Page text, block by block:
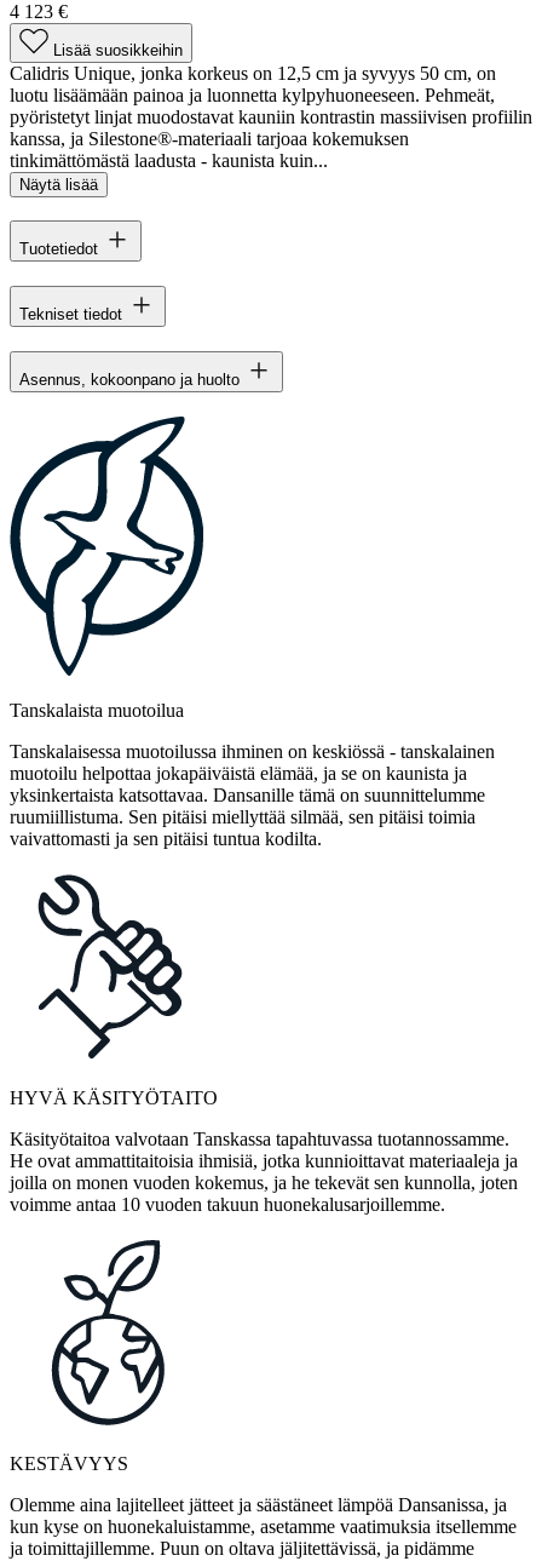
4 123 €
Lisää suosikkeihin
Calidris Unique, jonka korkeus on 12,5 cm ja syvyys 50 cm, on
luotu lisäämään painoa ja luonnetta kylpyhuoneeseen. Pehmeät,
pyöristetyt linjat muodostavat kauniin kontrastin massiivisen profiilin
kanssa, ja Silestone®-materiaali tarjoaa kokemuksen
tinkimättömästä laadusta - kaunista kuin...
Näytä lisää
Tuotetiedot
Tekniset tiedot
Asennus, kokoonpano ja huolto
Tanskalaista muotoilua
Tanskalaisessa muotoilussa ihminen on keskiössä - tanskalainen
muotoilu helpottaa jokapäiväistä elämää, ja se on kaunista ja
yksinkertaista katsottavaa. Dansanille tämä on suunnittelumme
ruumiillistuma. Sen pitäisi miellyttää silmää, sen pitäisi toimia
vaivattomasti ja sen pitäisi tuntua kodilta.
HYVÄ KÄSITYÖTAITO
Käsityötaitoa valvotaan Tanskassa tapahtuvassa tuotannossamme.
He ovat ammattitaitoisia ihmisiä, jotka kunnioittavat materiaaleja ja
joilla on monen vuoden kokemus, ja he tekevät sen kunnolla, joten
voimme antaa 10 vuoden takuun huonekalusarjoillemme.
KESTÄVYYS
Olemme aina lajitelleet jätteet ja säästäneet lämpöä Dansanissa, ja
kun kyse on huonekaluistamme, asetamme vaatimuksia itsellemme
ja toimittajillemme. Puun on oltava jäljitettävissä, ja pidämme